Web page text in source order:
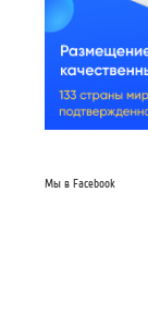
Мы в Facebook